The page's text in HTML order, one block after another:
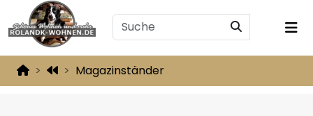
Magazinständer